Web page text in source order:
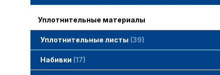
Уплотнительные материалы
Уплотнительные листы 39
Набивки 17